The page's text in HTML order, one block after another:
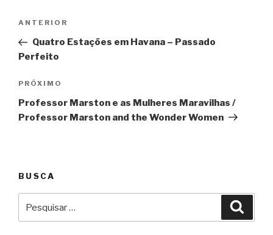
Post
Anterior
ANTERIOR
Quatro Estações em Havana – Passado
Perfeito
Próximo
PRÓXIMO
Professor Marston e as Mulheres Maravilhas /
Professor Marston and the Wonder Women
BUSCA
por: